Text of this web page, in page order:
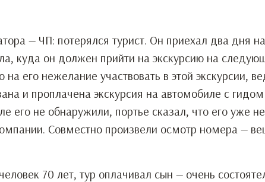
— ЧП: потерялся турист. Он приехал два дня
куда он должен прийти на экскурсию на
его нежелание участвовать в этой экскурсии,
и проплачена экскурсия на автомобиле с
его не обнаружили, портье сказал, что его уже
Совместно произвели осмотр номера —
70 лет, тур оплачивал сын — очень